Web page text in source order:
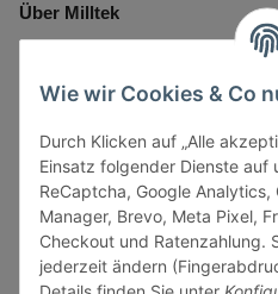
Wie wir Cookies & Co
Durch Klicken auf „Alle
Einsatz folgender Dienste auf
ReCaptcha, Google Analytics,
Manager, Brevo, Meta Pixel,
Checkout und Ratenzahlung.
jederzeit ändern
Über Milltek
Gesetzliche Informationen
Vertrag